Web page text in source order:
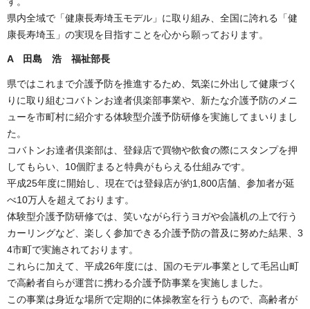
県内全域で「健康長寿埼玉モデル」に取り組み、全国に誇れる「健
康長寿埼玉」の実現を目指すことを心から願っております。
A 田島 浩 福祉部長
県ではこれまで介護予防を推進するため、気楽に外出して健康づく
りに取り組むコバトンお達者倶楽部事業や、新たな介護予防のメニ
ューを市町村に紹介する体験型介護予防研修を実施してまいりまし
た。
コバトンお達者倶楽部は、登録店で買物や飲食の際にスタンプを押
してもらい、10個貯まると特典がもらえる仕組みです。
平成25年度に開始し、現在では登録店が約1,800店舗、参加者が延
べ10万人を超えております。
体験型介護予防研修では、笑いながら行うヨガや会議机の上で行う
カーリングなど、楽しく参加できる介護予防の普及に努めた結果、3
4市町で実施されております。
これらに加えて、平成26年度には、国のモデル事業として毛呂山町
で高齢者自らが運営に携わる介護予防事業を実施しました。
この事業は身近な場所で定期的に体操教室を行うもので、高齢者が